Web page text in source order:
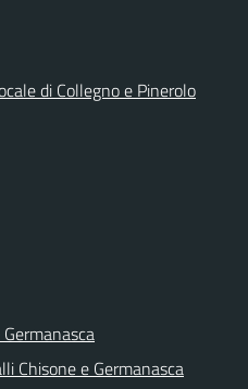
di Collegno e Pinerolo
Chisone e Germanasca